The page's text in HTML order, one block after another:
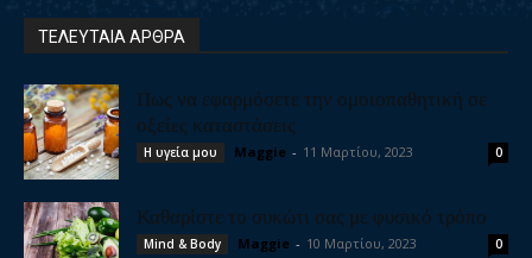
ΤΕΛΕΥΤΑΙΑ ΑΡΘΡΑ
Πως να εφαρμόσετε την ομοιοπαθητική σε
οξείες καταστάσεις
Η υγεία μου Maggie - 11 Μαρτίου, 2023 0
Καθαρίστε το συκώτι σας με φυσικό τρόπο
Mind & Body Maggie - 10 Μαρτίου, 2023 0